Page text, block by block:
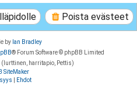
Poista evästeet
by Ian Bradley
® Forum Software © phpBB Limited
(lurttinen, harritapio, Pettis)
SiteMaker
Ehdot